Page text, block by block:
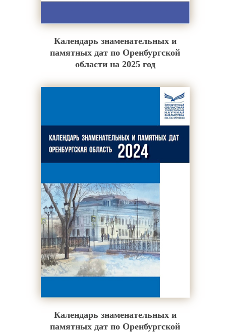
Календарь знаменательных и
памятных дат по Оренбургской
области на 2025 год
Календарь знаменательных и
памятных дат по Оренбургской